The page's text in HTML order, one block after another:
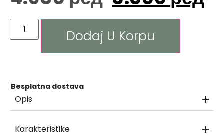
Dodaj U Korpu
Besplatna dostava
Opis
Karakteristike